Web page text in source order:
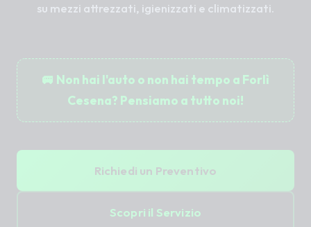
su mezzi attrezzati, igienizzati e climatizzati.
🚐 Non hai l'auto o non hai tempo a Forlì
Cesena? Pensiamo a tutto noi!
Richiedi un Preventivo
Scopri il Servizio